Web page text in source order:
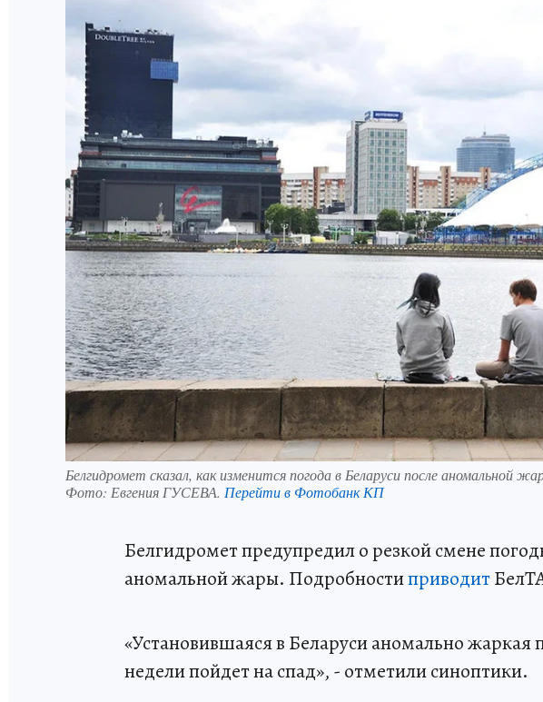
Белгидромет сказал, как изменится погода в Беларуси после
Фото: Евгения ГУСЕВА. Перейти в Фотобанк КП
Белгидромет предупредил о резкой смене
аномальной жары. Подробностиприводит
«Установившаяся в Беларуси аномально жаркая
недели пойдет на спад», - отметили синоптики.